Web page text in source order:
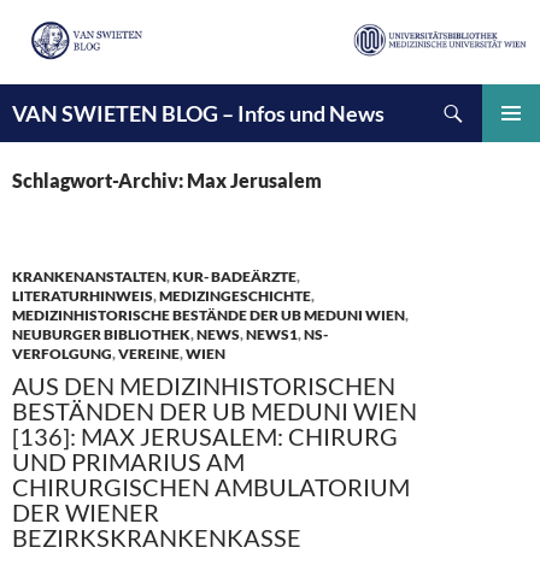
VAN SWIETEN BLOG – Infos und News
INHALT
SPRINGEN
Schlagwort-Archiv: Max Jerusalem
KRANKENANSTALTEN,KUR- BADEÄRZTE,
LITERATURHINWEIS,MEDIZINGESCHICHTE,
MEDIZINHISTORISCHE BESTÄNDE DER UB MEDUNI WIEN,
NEUBURGER BIBLIOTHEK,NEWS,NEWS1,NS-
VERFOLGUNG,VEREINE,WIEN
AUS DEN MEDIZINHISTORISCHEN
BESTÄNDEN DER UB MEDUNI WIEN
[136]: MAX JERUSALEM: CHIRURG
UND PRIMARIUS AM
CHIRURGISCHEN AMBULATORIUM
DER WIENER
BEZIRKSKRANKENKASSE